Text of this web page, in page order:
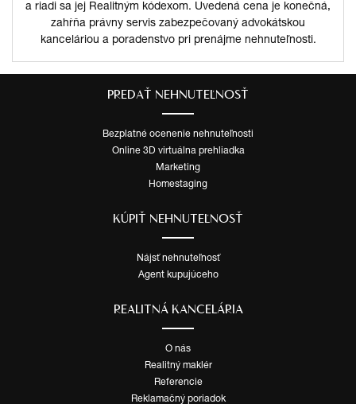
a riadi sa jej Realitným kódexom. Uvedená cena je konečná,
zahŕňa právny servis zabezpečovaný advokátskou
kanceláriou a poradenstvo pri prenájme nehnuteľnosti.
PREDAŤ NEHNUTEĽNOSŤ
Bezplatné ocenenie nehnuteľnosti
Online 3D virtuálna prehliadka
Marketing
Homestaging
KÚPIŤ NEHNUTEĽNOSŤ
Nájsť nehnuteľnosť
Agent kupujúceho
REALITNÁ KANCELÁRIA
O nás
Realitný maklér
Referencie
Reklamačný poriadok